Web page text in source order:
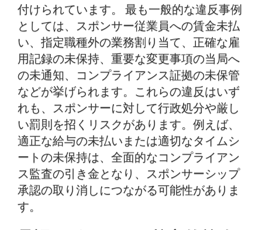
付けられています。 最も一般的な違反事例
としては、スポンサー従業員への賃金未払
い、指定職種外の業務割り当て、正確な雇
用記録の未保持、重要な変更事項の当局へ
の未通知、コンプライアンス証拠の未保管
などが挙げられます。これらの違反はいず
れも、スポンサーに対して行政処分や厳し
い罰則を招くリスクがあります。例えば、
適正な給与の未払いまたは適切なタイムシ
ートの未保持は、全面的なコンプライアン
ス監査の引き金となり、スポンサーシップ
承認の取り消しにつながる可能性がありま
す。